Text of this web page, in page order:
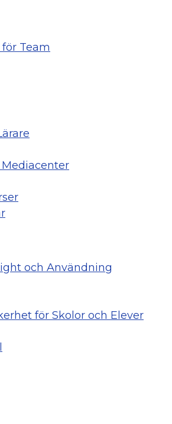
Team
och Användning
för Skolor och Elever